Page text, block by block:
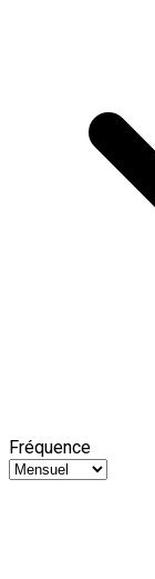
Fréquence